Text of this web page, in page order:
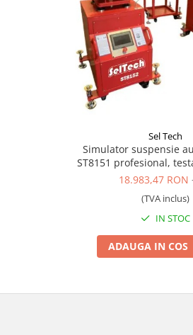
Sel Tech
Simulator suspensie
ST8151 profesional,
18.983,47 RON
(TVA inclus)
IN STOC
ADAUGA IN COS